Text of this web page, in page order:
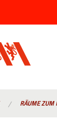
RÄUME ZUM